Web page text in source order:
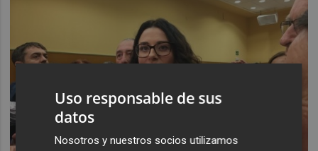
Uso responsable de sus
datos
Nosotros y nuestros socios utilizamos